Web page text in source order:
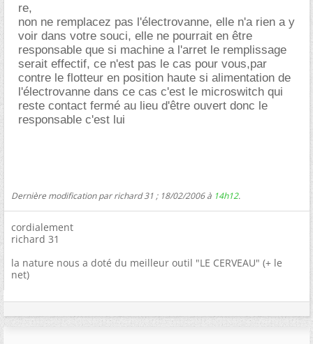
re,
non ne remplacez pas l'électrovanne, elle n'a rien a y
voir dans votre souci, elle ne pourrait en être
responsable que si machine a l'arret le remplissage
serait effectif, ce n'est pas le cas pour vous,par
contre le flotteur en position haute si alimentation de
l'électrovanne dans ce cas c'est le microswitch qui
reste contact fermé au lieu d'être ouvert donc le
responsable c'est lui
Dernière modification par richard 31 ; 18/02/2006 à 14h12.
cordialement
richard 31
la nature nous a doté du meilleur outil "LE CERVEAU" (+ le
net)